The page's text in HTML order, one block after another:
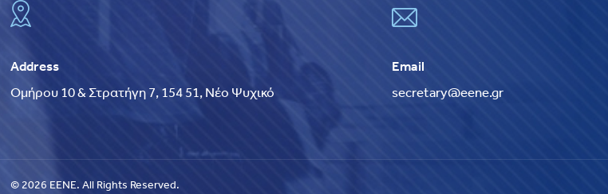
Address
Ομήρου 10 & Στρατήγη 7, 154 51, Νέο Ψυχικό
Email
secretary@eene.gr
© 2026 EENE. All Rights Reserved.